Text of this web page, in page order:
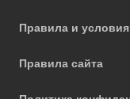
Правила и условия
Правила сайта